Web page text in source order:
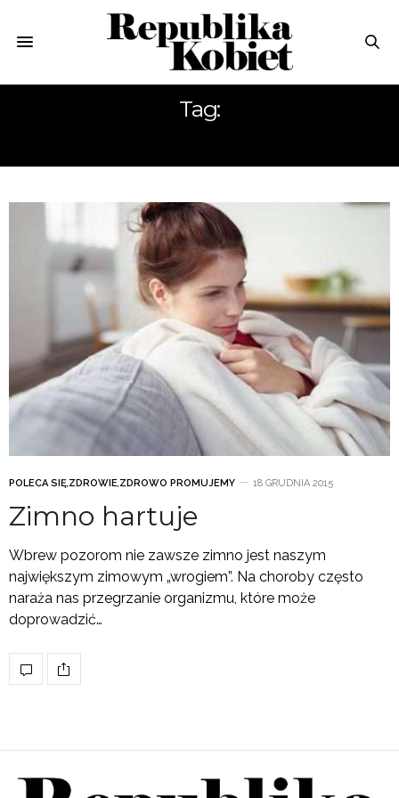
Tag:
POLECA SIĘ,ZDROWIE,ZDROWO PROMUJEMY 18 GRUDNIA 2015
Zimno hartuje
Wbrew pozorom nie zawsze zimno jest naszym
największym zimowym „wrogiem”. Na choroby często
naraża nas przegrzanie organizmu, które może
doprowadzić…